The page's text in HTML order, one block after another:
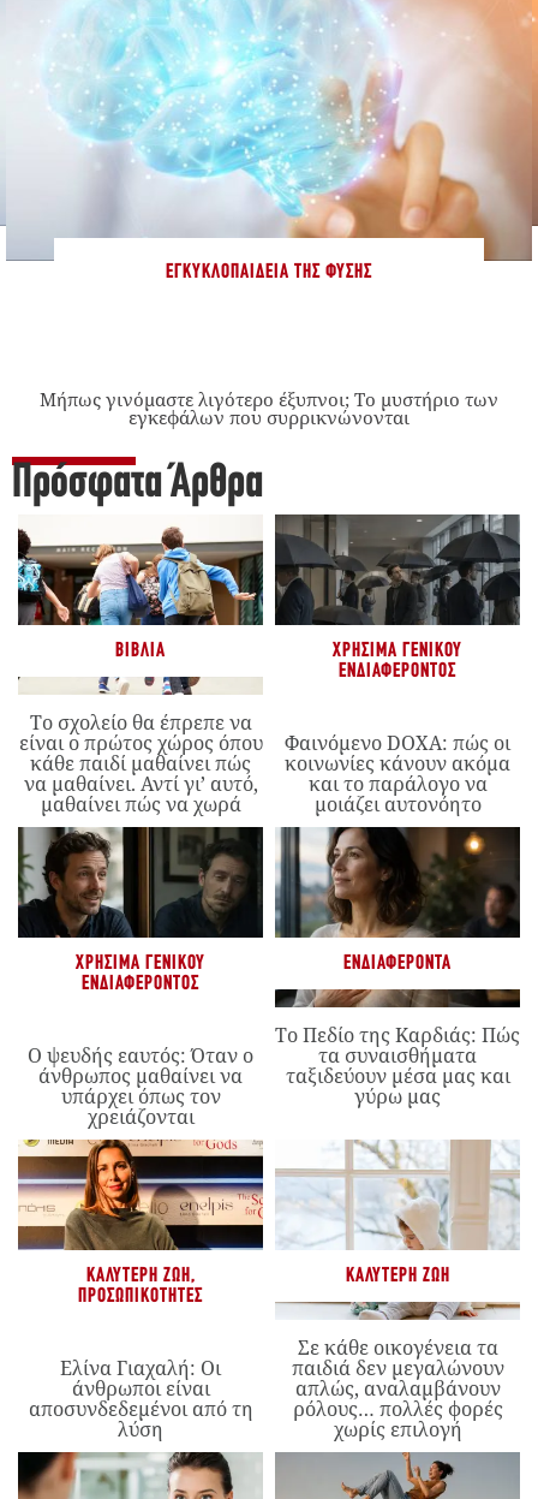
ΕΓΚΥΚΛΟΠΑΊΔΕΙΑ ΤΗΣ ΦΎΣΗΣ
Μήπως γινόμαστε λιγότερο έξυπνοι; Το μυστήριο των
εγκεφάλων που συρρικνώνονται
Πρόσφατα Άρθρα
ΒΙΒΛΊΑ
Το σχολείο θα έπρεπε να
είναι ο πρώτος χώρος όπου
κάθε παιδί μαθαίνει πώς
να μαθαίνει. Αντί γι’ αυτό,
μαθαίνει πώς να χωρά
ΧΡΉΣΙΜΑ ΓΕΝΙΚΟΎ
ΕΝΔΙΑΦΈΡΟΝΤΟΣ
Φαινόμενο DOXA: πώς οι
κοινωνίες κάνουν ακόμα
και το παράλογο να
μοιάζει αυτονόητο
ΧΡΉΣΙΜΑ ΓΕΝΙΚΟΎ
ΕΝΔΙΑΦΈΡΟΝΤΟΣ
Ο ψευδής εαυτός: Όταν ο
άνθρωπος μαθαίνει να
υπάρχει όπως τον
χρειάζονται
ΕΝΔΙΑΦΈΡΟΝΤΑ
Το Πεδίο της Καρδιάς: Πώς
τα συναισθήματα
ταξιδεύουν μέσα μας και
γύρω μας
ΚΑΛΎΤΕΡΗ ΖΩΉ,
ΠΡΟΣΩΠΙΚΌΤΗΤΕΣ
Ελίνα Γιαχαλή: Οι
άνθρωποι είναι
αποσυνδεδεμένοι από τη
λύση
ΚΑΛΎΤΕΡΗ ΖΩΉ
Σε κάθε οικογένεια τα
παιδιά δεν μεγαλώνουν
απλώς, αναλαμβάνουν
ρόλους… πολλές φορές
χωρίς επιλογή